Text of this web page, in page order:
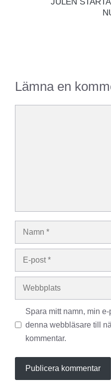
Lämna en
Namn
Webbplats
Spara mitt namn, min
denna webbläsare till
kommentar.